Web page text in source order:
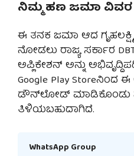
ನಿಮ್ಮ ಹಣ ಜಮಾ
ಈ ತನಕ ಜಮಾ ಆದ
ನೋಡಲು ರಾಜ್ಯ ಸರ್ಕಾರ
ಅಪ್ಲಿಕೇಶನ್ ಅನ್ನು
Google Play Storeನಿಂದ
ಡೌನ್‌ಲೋಡ್ ಮಾಡಿಕೊಂಡು
ತಿಳಿಯಬಹುದಾಗಿದೆ.
WhatsApp Group